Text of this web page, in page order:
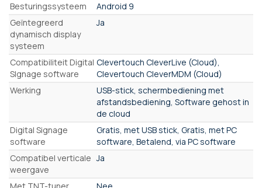
Besturingssysteem
Android 9
Geïntegreerd
dynamisch display
systeem
Ja
Compatibiliteit Digital
SIgnage software
Clevertouch CleverLive (Cloud),
Clevertouch CleverMDM (Cloud)
Werking
USB-stick, schermbediening met
afstandsbediening, Software gehost in
de cloud
Digital Signage
software
Gratis, met USB stick, Gratis, met PC
software, Betalend, via PC software
Compatibel verticale
weergave
Ja